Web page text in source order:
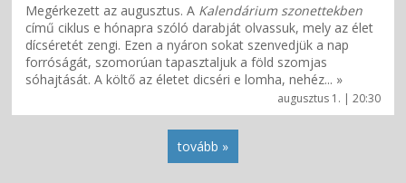
augusztus 1. | 20:30
Megérkezett az augusztus. A Kalendárium szonettekben
című ciklus e hónapra szóló darabját olvassuk, mely az élet
dícséretét zengi. Ezen a nyáron sokat szenvedjük a nap
forróságát, szomorúan tapasztaljuk a föld szomjas
sóhajtását. A költő az életet dicséri e lomha, nehéz... »
tovább »